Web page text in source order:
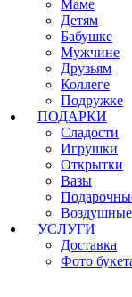
Маме
Детям
Бабушке
Мужчине
Друзьям
Коллеге
Подружке
ПОДАРКИ
Сладости
Игрушки
Открытки
Вазы
УСЛУГИ
Доставка
Фото